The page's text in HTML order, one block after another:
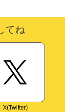
てね
X(Twitter)